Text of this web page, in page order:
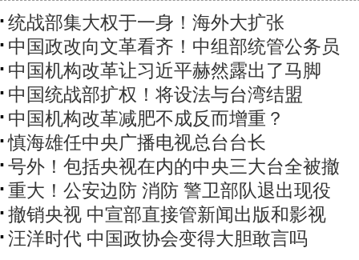
统战部集大权于一身！海外大扩张
中国政改向文革看齐！中组部统管公务员
中国机构改革让习近平赫然露出了马脚
中国统战部扩权！将设法与台湾结盟
中国机构改革减肥不成反而增重？
慎海雄任中央广播电视总台台长
号外！包括央视在内的中央三大台全被撤
重大！公安边防 消防 警卫部队退出现役
撤销央视 中宣部直接管新闻出版和影视
汪洋时代 中国政协会变得大胆敢言吗